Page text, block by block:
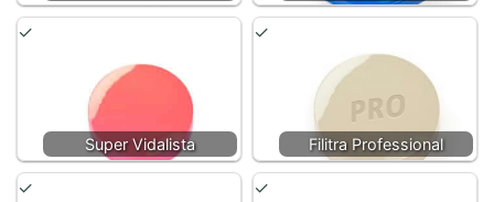
Super Vidalista Filitra Professional